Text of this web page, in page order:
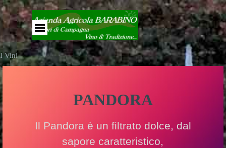
Vai ai contenuti
Salta menù
I Vini
PANDORA
Il Pandora è un filtrato dolce, dal
sapore caratteristico,